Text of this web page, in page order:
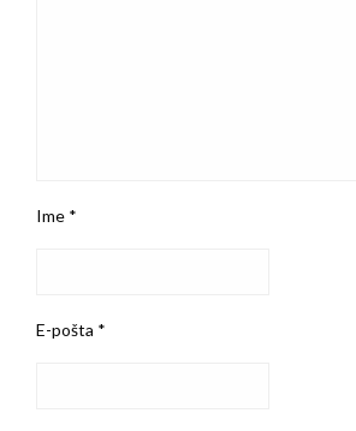
Ime *
E-pošta *